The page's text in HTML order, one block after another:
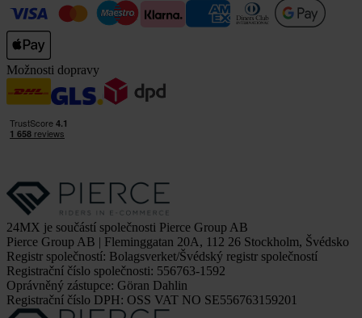
Možnosti dopravy
24MX je součástí společnosti Pierce Group AB
Pierce Group AB | Fleminggatan 20A, 112 26 Stockholm, Švédsko
Registr společností: Bolagsverket/Švédský registr společností
Registrační číslo společnosti: 556763-1592
Oprávněný zástupce: Göran Dahlin
Registrační číslo DPH: OSS VAT NO SE556763159201